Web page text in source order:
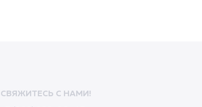
СВЯЖИТЕСЬ С НАМИ!